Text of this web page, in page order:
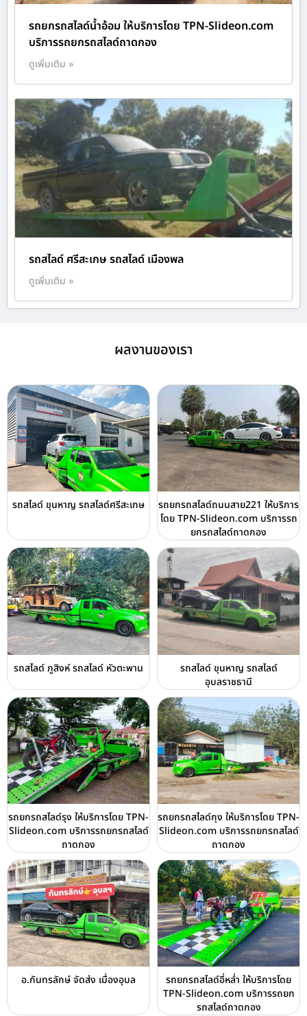
รถยกรถสไลด์น้ำอ้อม ให้บริการโดย TPN-Slideon.com
บริการรถยกรถสไลด์ถาดกอง
ดูเพิ่มเติม »
รถสไลด์ ศรีสะเกษ รถสไลด์ เมืองพล
ดูเพิ่มเติม »
ผลงานของเรา
รถสไลด์ ขุนหาญ รถสไลด์ศรีสะเกษ
รถยกรถสไลด์ถนนสาย221 ให้บริการ
โดย TPN-Slideon.com บริการรถ
ยกรถสไลด์ถาดกอง
รถสไลด์ ภูสิงห์ รถสไลด์ หัวตะพาน
รถสไลด์ ขุนหาญ รถสไลด์
อุบลราชธานี
รถยกรถสไลด์รุง ให้บริการโดย TPN-
Slideon.com บริการรถยกรถสไลด์
ถาดกอง
รถยกรถสไลด์กุง ให้บริการโดย TPN-
Slideon.com บริการรถยกรถสไลด์
ถาดกอง
อ.กันทรลักษ์ จัดส่ง เมื่องอุบล
รถยกรถสไลด์อี่หล่ำ ให้บริการโดย
TPN-Slideon.com บริการรถยก
รถสไลด์ถาดกอง